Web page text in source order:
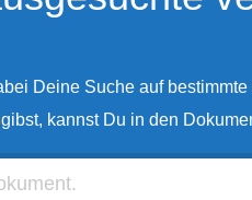
Deine Suche auf
kannst Du in den